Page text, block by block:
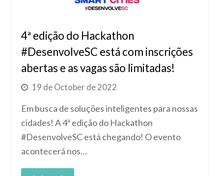
4ª edição do Hackathon
#DesenvolveSC está com inscrições
abertas e as vagas são limitadas!
19 de October de 2022
Em busca de soluções inteligentes para nossas
cidades! A 4ª edição do Hackathon
#DesenvolveSC está chegando! O evento
acontecerá nos…